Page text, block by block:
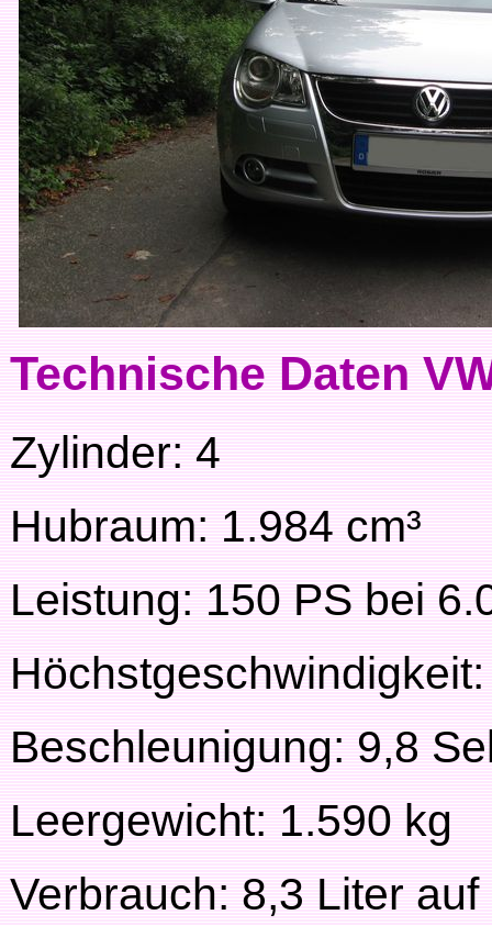
Technische Daten
Zylinder: 4
Hubraum: 1.984 cm³
Leistung: 150 PS bei
Beschleunigung: 9,8
Leergewicht: 1.590 kg
Verbrauch: 8,3 Liter